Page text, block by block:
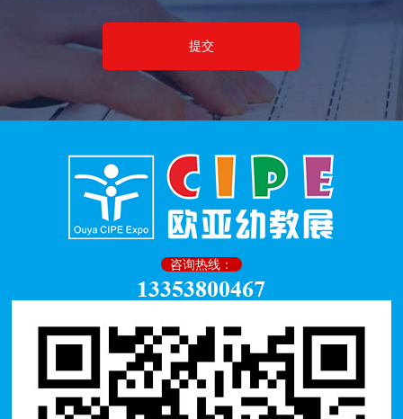
咨询热线：
13353800467